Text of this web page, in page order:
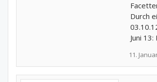
Durch
Juni
11.